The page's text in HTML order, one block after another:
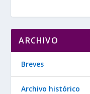
ARCHIVO
Breves
Archivo histórico